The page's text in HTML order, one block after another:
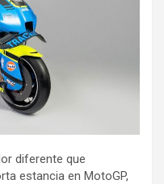
diferente que
estancia en MotoGP,